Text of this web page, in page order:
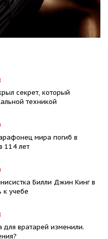
секрет, который
техникой
мира погиб в
114 лет
Билли Джин Кинг в
к учебе
для вратарей изменили.